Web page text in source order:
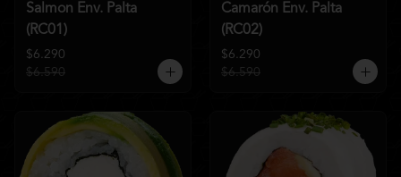
Salmon Env. Palta
(RC01)
$6.290
$6.590
Camarón Env. Palta
(RC02)
$6.290
$6.590